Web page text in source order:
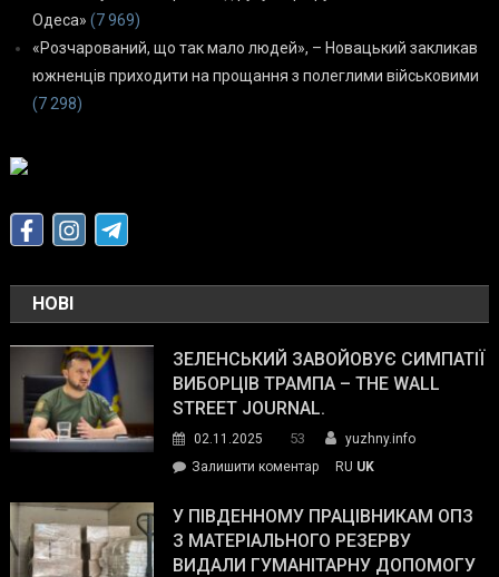
Одеса» (7 969)
«Розчарований, що так мало людей», – Новацький закликав
южненців приходити на прощання з полеглими військовими
(7 298)
НОВІ
ЗЕЛЕНСЬКИЙ ЗАВОЙОВУЄ СИМПАТІЇ
ВИБОРЦІВ ТРАМПА – THE WALL
STREET JOURNAL.
02.11.2025 53
yuzhny.info
Залишити коментарon
завойовує
симпатії
виборців
RU UK
У ПІВДЕННОМУ ПРАЦІВНИКАМ ОПЗ
З МАТЕРІАЛЬНОГО РЕЗЕРВУ
ВИДАЛИ ГУМАНІТАРНУ ДОПОМОГУ